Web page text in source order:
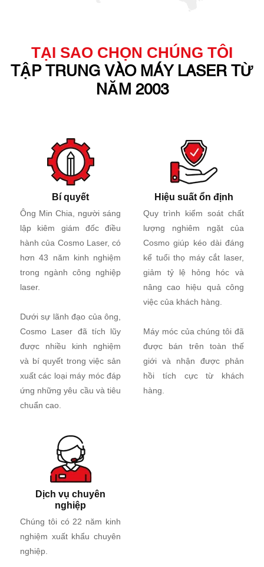
TẠI SAO CHỌN CHÚNG TÔI
TẬP TRUNG VÀO MÁY LASER TỪ
NĂM 2003
Bí quyết
Ông Min Chia, người sáng
lập kiêm giám đốc điều
hành của Cosmo Laser, có
hơn 43 năm kinh nghiệm
trong ngành công nghiệp
laser.
Dưới sự lãnh đạo của ông,
Cosmo Laser đã tích lũy
được nhiều kinh nghiệm
và bí quyết trong việc sản
xuất các loại máy móc đáp
ứng những yêu cầu và tiêu
chuẩn cao.
Hiệu suất ổn định
Quy trình kiểm soát chất
lượng nghiêm ngặt của
Cosmo giúp kéo dài đáng
kể tuổi thọ máy cắt laser,
giảm tỷ lệ hỏng hóc và
nâng cao hiệu quả công
việc của khách hàng.
Máy móc của chúng tôi đã
được bán trên toàn thế
giới và nhận được phản
hồi tích cực từ khách
hàng.
Dịch vụ chuyên
nghiệp
Chúng tôi có 22 năm kinh
nghiệm xuất khẩu chuyên
nghiệp.